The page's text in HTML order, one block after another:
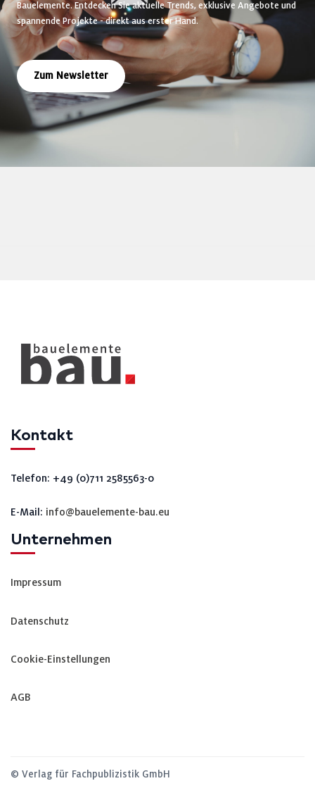
Bauelemente. Entdecken Sie aktuelle Trends, exklusive Angebote und
spannende Projekte - direkt aus erster Hand.
Zum Newsletter
Kontakt
Telefon: +49 (0)711 2585563-0
E-Mail: info@bauelemente-bau.eu
Unternehmen
Impressum
Datenschutz
Cookie-Einstellungen
AGB
© Verlag für Fachpublizistik GmbH